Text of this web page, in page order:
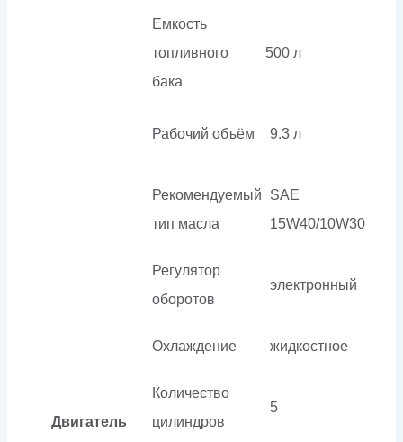
Емкость
топливного
бака
500 л
Двигатель
Рабочий объём 9.3 л
Рекомендуемый
тип масла
SAE
15W40/10W30
Регулятор
оборотов
электронный
Охлаждение жидкостное
Количество
цилиндров
5